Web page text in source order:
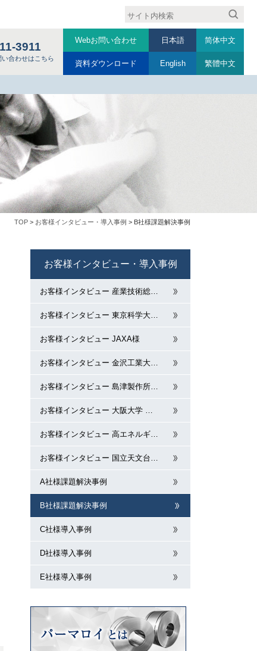
日本語
English
简体中文
繁體中文
Webお問い合わせ
資料ダウンロード
3911
合わせはこちら
TOP > お客様インタビュー・導入事例 > B社様課題解決事例
お客様インタビュー・導入事例
お客様インタビュー 産業技術総…
お客様インタビュー 東京科学大…
お客様インタビュー JAXA様
お客様インタビュー 金沢工業大…
お客様インタビュー 島津製作所…
お客様インタビュー 大阪大学 …
お客様インタビュー 高エネルギ…
お客様インタビュー 国立天文台…
A社様課題解決事例
B社様課題解決事例
C社様導入事例
D社様導入事例
E社様導入事例